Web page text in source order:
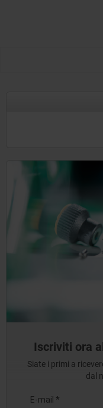
Iscriviti ora
Siate i primi a
dal